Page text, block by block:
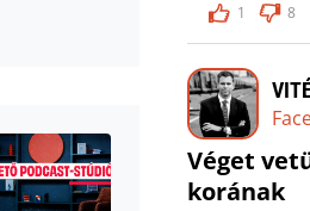
1
8
Véget
korának